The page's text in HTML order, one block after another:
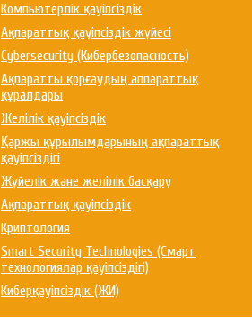
Компьютерлік қауіпсіздік
Ақпараттық қауіпсіздік жүйесі
Cybersecurity (Кибербезопасность)
Ақпаратты қорғаудың аппараттық
құралдары
Желілік қауіпсіздік
Қаржы құрылымдарының ақпараттық
қауіпсіздігі
Жүйелік және желілік басқару
Ақпараттық қауіпсіздік
Криптология
Smart Security Technologies (Смарт
технологиялар қауіпсіздігі)
Киберқауіпсіздік (ЖИ)